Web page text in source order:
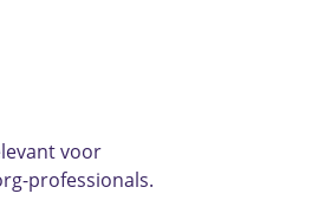
voor
professionals.